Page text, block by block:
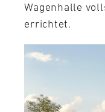
Wagenhalle
errichtet.